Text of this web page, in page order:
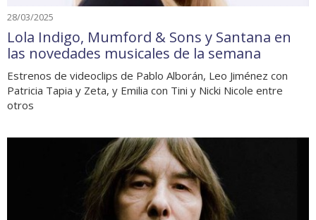
28/03/2025
Lola Indigo, Mumford & Sons y Santana en
las novedades musicales de la semana
Estrenos de videoclips de Pablo Alborán, Leo Jiménez con
Patricia Tapia y Zeta, y Emilia con Tini y Nicki Nicole entre
otros